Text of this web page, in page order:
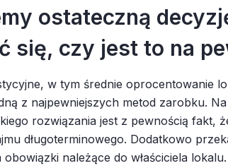
ostateczną
się, czy jest to na
w tym średnie oprocentowanie
z najpewniejszych metod zarobku.
rozwiązania jest z pewnością
długoterminowego. Dodatkowo
należące do właściciela lokalu.